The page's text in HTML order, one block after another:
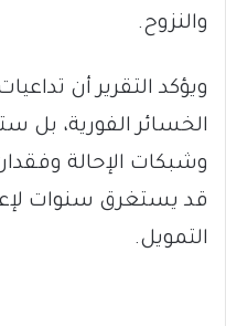
والنزوح.
ويؤكد التقرير أن
الخسائر الفورية، بل
وشبكات الإحالة
قد يستغرق سنوات
التمويل.